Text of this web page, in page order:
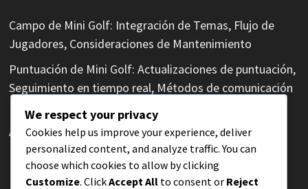
Campo de Mini Golf: Integración de Temas, Flujo de
Jugadores, Consideraciones de Mantenimiento
Puntuación de Mini Golf: Actualizaciones de puntuación,
Seguimiento en tiempo real, Métodos de comunicación
Puntuación en Mini Golf: Sistemas de puntuación,
Asignación de puntos, Niveles de puntuación
Etiqueta en Mini Golf: Honestidad en la puntuación,
Integridad, Deportividad
We respect your privacy
Cookies help us improve your experience, deliver
personalized content, and analyze traffic. You can
choose which cookies to allow by clicking
Customize. ClickAccept All to consent or Reject